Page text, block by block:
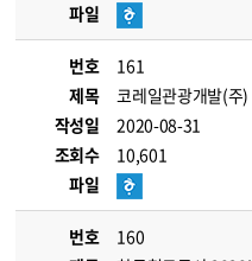
파일
번호
161
제목
코레일관광개발(주
작성일
2020-08-31
조회수
10,601
파일
번호
160